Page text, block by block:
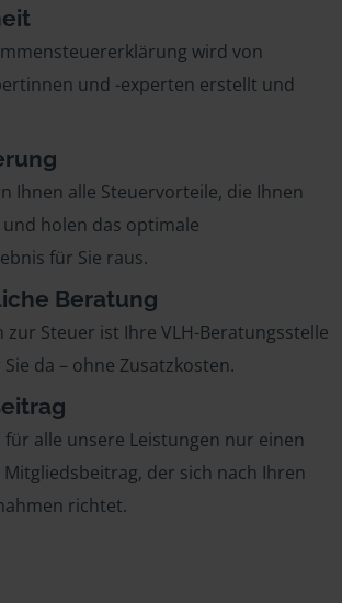
wird von
und -experten erstellt und
Ihnen alle Steuervorteile, die Ihnen
holen das optimale
für Sie raus.
Beratung
zur Steuer ist Ihre VLH-Beratungsstelle
da – ohne Zusatzkosten.
für alle unsere Leistungen nur einen
der sich nach Ihren
richtet.